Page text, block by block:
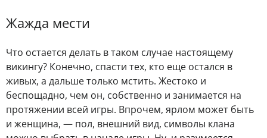
Жажда мести
Что остается делать в таком случае настоящему
викингу? Конечно, спасти тех, кто еще остался в
живых, а дальше только мстить. Жестоко и
беспощадно, чем он, собственно и занимается на
протяжении всей игры. Впрочем, ярлом может быть
и женщина, — пол, внешний вид, символы клана